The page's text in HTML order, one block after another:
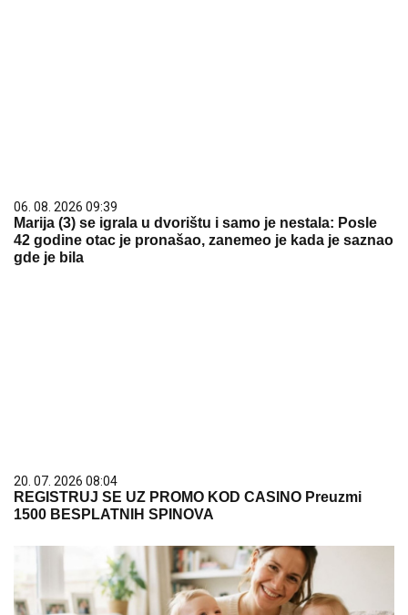
06. 08. 2026 09:39
Marija (3) se igrala u dvorištu i samo je nestala: Posle
42 godine otac je pronašao, zanemeo je kada je saznao
gde je bila
20. 07. 2026 08:04
REGISTRUJ SE UZ PROMO KOD CASINO Preuzmi
1500 BESPLATNIH SPINOVA